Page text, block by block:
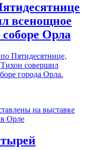
всенощное
Орла
Пятидесятнице,
совершил
города Орла.